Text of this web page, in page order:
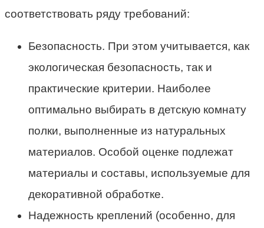
соответствовать ряду требований:
Безопасность. При этом учитывается, как
экологическая безопасность, так и
практические критерии. Наиболее
оптимально выбирать в детскую комнату
полки, выполненные из натуральных
материалов. Особой оценке подлежат
материалы и составы, используемые для
декоративной обработке.
Надежность креплений (особенно, для